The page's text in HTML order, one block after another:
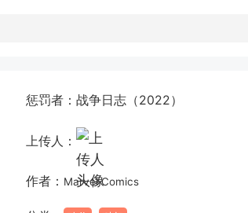
惩罚者：战争日志（2022）
上传人：
作者： Marvel Comics